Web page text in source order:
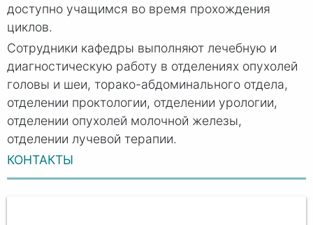
доступно учащимся во время прохождения
циклов.
Сотрудники кафедры выполняют лечебную и
диагностическую работу в отделениях опухолей
головы и шеи, торако-абдоминального отдела,
отделении проктологии, отделении урологии,
отделении опухолей молочной железы,
отделении лучевой терапии.
КОНТАКТЫ